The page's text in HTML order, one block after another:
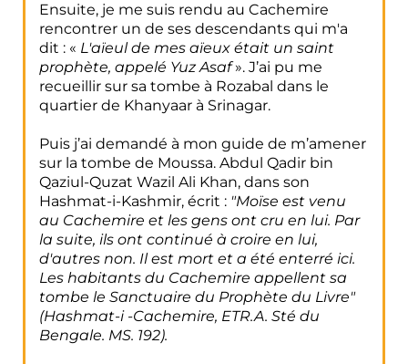
Ensuite, je me suis rendu au Cachemire
rencontrer un de ses descendants qui m'a
dit : « L'aïeul de mes aïeux était un saint
prophète, appelé Yuz Asaf». J’ai pu me
recueillir sur sa tombe à Rozabal dans le
quartier de Khanyaar à Srinagar.
Puis j’ai demandé à mon guide de m’amener
sur la tombe de Moussa. Abdul Qadir bin
Qaziul-Quzat Wazil Ali Khan, dans son
Hashmat-i-Kashmir, écrit : "Moïse est venu
au Cachemire et les gens ont cru en lui. Par
la suite, ils ont continué à croire en lui,
d'autres non. Il est mort et a été enterré ici.
Les habitants du Cachemire appellent sa
tombe le Sanctuaire du Prophète du Livre"
(Hashmat-i -Cachemire, ETR.A. Sté du
Bengale. MS. 192).